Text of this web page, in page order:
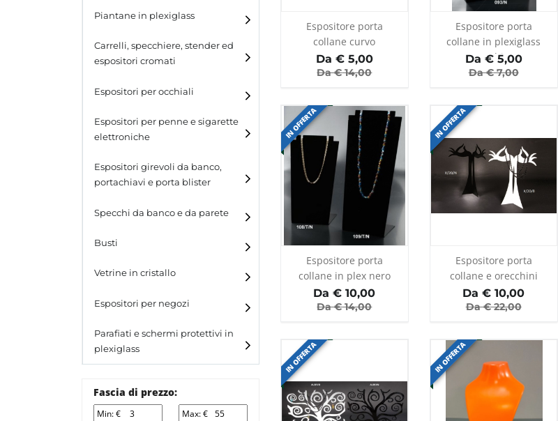
Espositori per calzature
Piantane in plexiglass
Carrelli, specchiere, stender ed
espositori cromati
Espositori per occhiali
Espositori per penne e sigarette
elettroniche
Espositori girevoli da banco,
portachiavi e porta blister
Espositori girevoli da
ganci
Specchi da banco e da parete
Busti
Vetrine in cristallo
Laminato
Laminato light
All design
Top line 3
Espositori per negozi
Parafiati e schermi protettivi in
plexiglass
Fascia di prezzo:
Min: € Max: €
Espositore porta
collane curvo
Da €5,00
Da €14,00
Espositore porta
collane in plexiglass
nero e bianco
Da €5,00
Da €7,00
IN OFFERTA
Espositore porta
collane in plex nero
Da € 10,00
Da €14,00
IN OFFERTA
Espositore porta
collane e orecchini
Da € 10,00
Da €22,00
IN OFFERTA IN OFFERTA